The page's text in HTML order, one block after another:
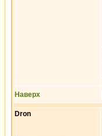
Наверх
Dron